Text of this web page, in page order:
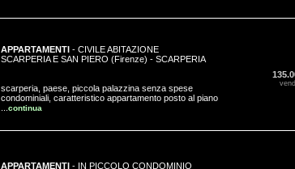
APPARTAMENTI- CIVILE ABITAZIONE
SCARPERIA E SAN PIERO (Firenze) - SCARPERIA
scarperia, paese, piccola palazzina senza spese
condominiali, caratteristico appartamento posto al piano
continua
APPARTAMENTI- IN PICCOLO CONDOMINIO